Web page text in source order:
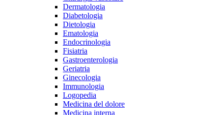
Dermatologia
Diabetologia
Dietologia
Ematologia
Endocrinologia
Fisiatria
Gastroenterologia
Geriatria
Ginecologia
Immunologia
Logopedia
Medicina del dolore
Medicina interna